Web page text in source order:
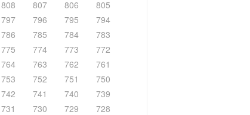
808 807 806
805
797 796 795
794
786 785 784
783
775 774 773
772
764 763 762
761
753 752 751
750
742 741 740
739
731 730 729
728